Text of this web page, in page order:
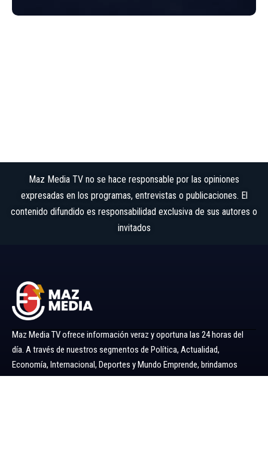
Maz Media TV no se hace responsable por las opiniones
expresadas en los programas, entrevistas o publicaciones. El
contenido difundido es responsabilidad exclusiva de sus autores o
invitados
Maz Media TV ofrece información veraz y oportuna las 24 horas del
día. A través de nuestros segmentos de Política, Actualidad,
Economía, Internacional, Deportes y Mundo Emprende, brindamos
noticias y análisis confiables para mantenerlo siempre informado.